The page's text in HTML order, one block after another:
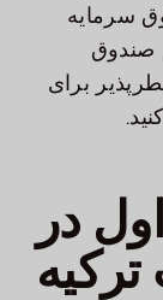
صندوق سرمایه
صندوق
برای
در
ترکیه